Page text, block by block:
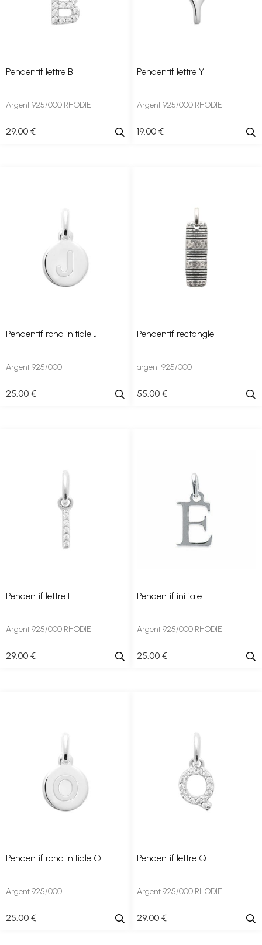
Pendentif lettre B
Argent 925/000 RHODIE
29.00 €
Pendentif lettre Y
Argent 925/000 RHODIE
19.00 €
Pendentif rond initiale J
Argent 925/000
25 .00 €
Pendentif rectangle
argent 925/000
55 .00 €
Pendentif lettre I
Argent 925/000 RHODIE
29.00 €
Pendentif initiale E
Argent 925/000 RHODIE
25 .00 €
Pendentif rond initiale O
Argent 925/000
25 .00 €
Pendentif lettre Q
Argent 925/000 RHODIE
29.00 €